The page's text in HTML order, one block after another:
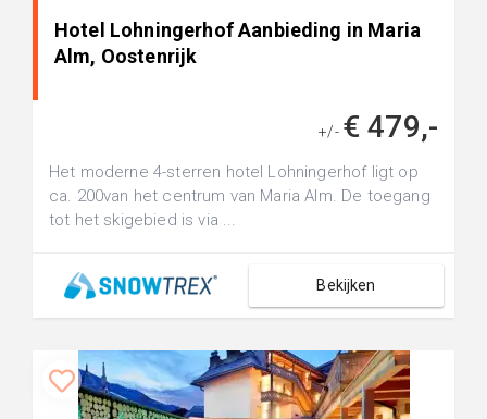
Hotel Lohningerhof Aanbieding in Maria
Alm, Oostenrijk
+/- € 479,-
Het moderne 4-sterren hotel Lohningerhof ligt op
ca. 200van het centrum van Maria Alm. De toegang
tot het skigebied is via ...
Bekijken